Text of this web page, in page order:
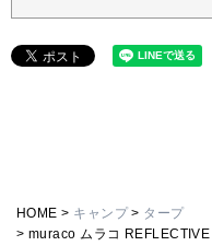
HOME キャンプ
タープ
muraco ムラコ